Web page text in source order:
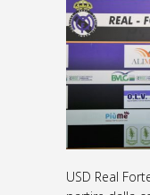
USD Real